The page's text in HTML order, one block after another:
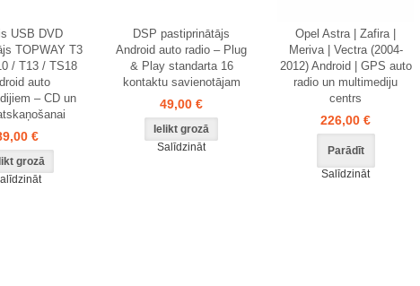
USB DVD
TOPWAY T3
/ T13 / TS18
auto
– CD un
€
DSP pastiprinātājs
Android auto radio – Plug
& Play standarta 16
kontaktu savienotājam
49,00 €
Salīdzināt
Opel Astra | Zafira |
Meriva | Vectra (2004-
2012) Android | GPS auto
radio un multimediju
centrs
226,00 €
Parādīt
Salīdzināt